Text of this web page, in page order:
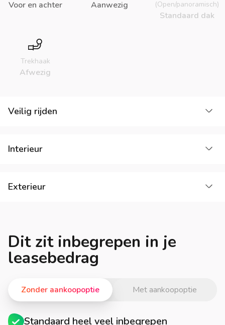
Voor en achter Aanwezig
(Open/panoramisch)
Standaard dak
Trekhaak
Afwezig
Veilig rijden
Interieur
Exterieur
Dit zit inbegrepen in je
leasebedrag
Met aankoopoptie
Zonder aankoopoptie
Standaard heel veel inbegrepen